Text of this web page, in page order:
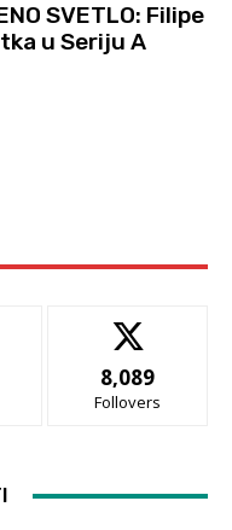
SVETLO: Filipe
u Seriju A
8,089
Follovers